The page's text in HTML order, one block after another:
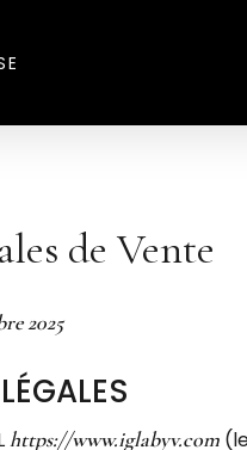
de Vente
2025
https://www.iglabyv.com